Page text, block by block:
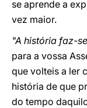
se aprende a
vez maior.
"A história faz-
para a vossa
que volteis a ler
história de que
do tempo